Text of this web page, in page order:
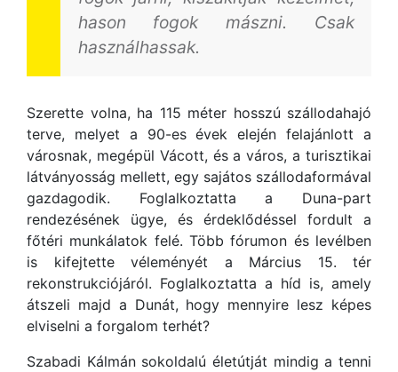
hason fogok mászni. Csak
használhassak.
Szerette volna, ha 115 méter hosszú szállodahajó
terve, melyet a 90-es évek elején felajánlott a
városnak, megépül Vácott, és a város, a turisztikai
látványosság mellett, egy sajátos szállodaformával
gazdagodik. Foglalkoztatta a Duna-part
rendezésének ügye, és érdeklődéssel fordult a
főtéri munkálatok felé. Több fórumon és levélben
is kifejtette véleményét a Március 15. tér
rekonstrukciójáról. Foglalkoztatta a híd is, amely
átszeli majd a Dunát, hogy mennyire lesz képes
elviselni a forgalom terhét?
Szabadi Kálmán sokoldalú életútját mindig a tenni